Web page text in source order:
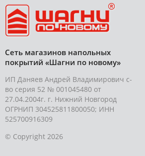
Сеть магазинов напольных
покрытий «Шагни по новому»
ИП Даняев Андрей Владимирович с-
во серия 52 № 001045480 от
27.04.2004г. г. Нижний Новгород
ОГРНИП 304525811800050; ИНН
525700916309
© Copyright 2026